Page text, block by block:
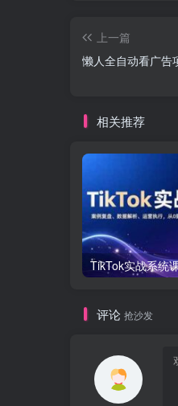
上一篇
懒人全自动看广告
相关推荐
评论 抢沙发